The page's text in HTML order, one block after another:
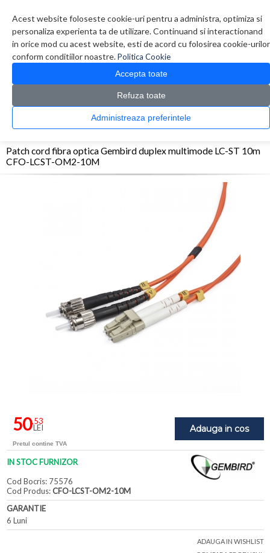
Acest website foloseste cookie-uri pentru a administra, optimiza si
personaliza experienta ta de utilizare. Continuand si interactionand
in orice mod cu acest website, esti de acord cu folosirea cookie-urilor
conform conditiilor noastre.Politica Cookie
Accepta toate
Refuza toate
Administreaza preferintele
0 produs(e)
CATALOG PRODUSE
> Cabluri > Patch cord fibra optica Gembird duplex
Patch cord fibra optica Gembird duplex multimode LC-ST 10m
CFO-LCST-OM2-10M
Adauga in cos
50,53
LEI
Pretul contine TVA
IN STOC FURNIZOR
Cod Bocris: 75576
Cod Produs:CFO-LCST-OM2-10M
GARANTIE
6 Luni
ADAUGA IN WISHLIST